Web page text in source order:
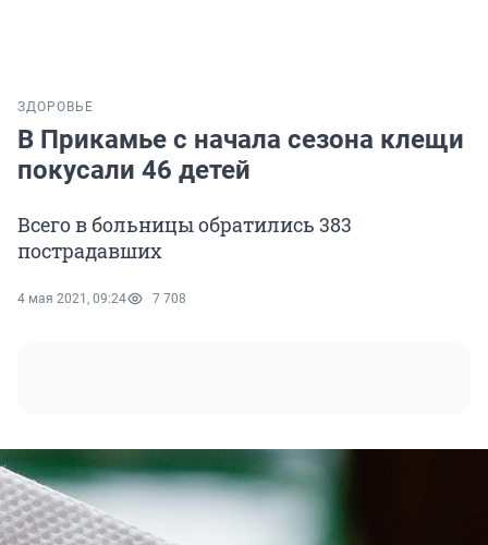
ЗДОРОВЬЕ
В Прикамье с начала сезона клещи
покусали 46 детей
Всего в больницы обратились 383
пострадавших
4 мая 2021, 09:24 7 708